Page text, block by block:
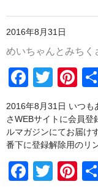
同梱におすすめ
商品一覧
お支払方法・配送
会員ログインペー
お問い合わせ
送料について
k
c
e
b
o
o
k
tt
er
er
e
st
2016年8月31日
めいちゃんとみちく
F
a
c
e
b
o
T
wi
tt
er
Pi
nt
er
e
st
2016年8月31日 いつも
さWEBサイトに会員登
ルマガジンにてお届け
番下に登録解除用のリ
F
T
Pi